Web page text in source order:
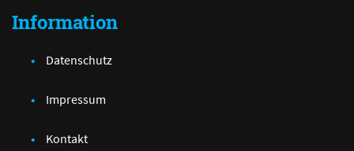
Information
Datenschutz
Impressum
Kontakt